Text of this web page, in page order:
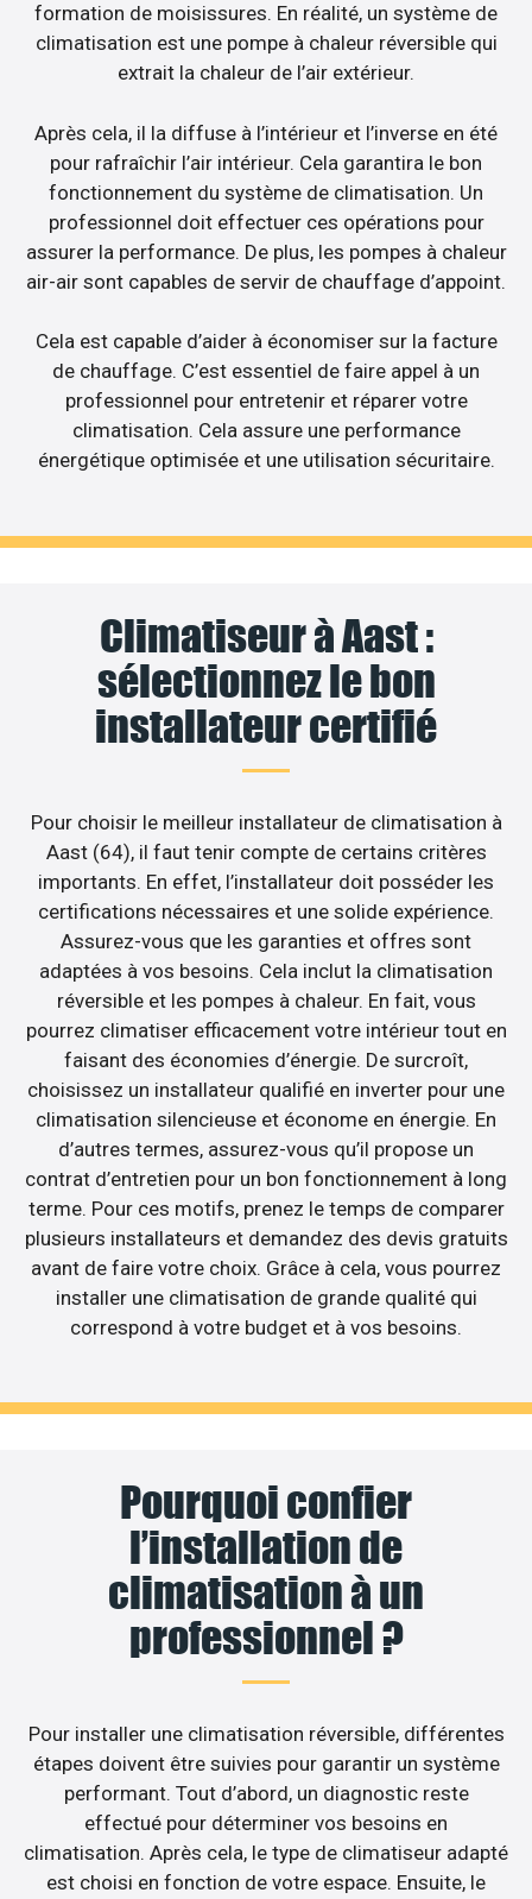
formation de moisissures. En réalité, un système de
climatisation est une pompe à chaleur réversible qui
extrait la chaleur de l’air extérieur.
Après cela, il la diffuse à l’intérieur et l’inverse en été
pour rafraîchir l’air intérieur. Cela garantira le bon
fonctionnement du système de climatisation. Un
professionnel doit effectuer ces opérations pour
assurer la performance. De plus, les pompes à chaleur
air-air sont capables de servir de chauffage d’appoint.
Cela est capable d’aider à économiser sur la facture
de chauffage. C’est essentiel de faire appel à un
professionnel pour entretenir et réparer votre
climatisation. Cela assure une performance
énergétique optimisée et une utilisation sécuritaire.
Climatiseur à Aast :
sélectionnez le bon
installateur certifié
Pour choisir le meilleur installateur de climatisation à
Aast (64), il faut tenir compte de certains critères
importants. En effet, l’installateur doit posséder les
certifications nécessaires et une solide expérience.
Assurez-vous que les garanties et offres sont
adaptées à vos besoins. Cela inclut la climatisation
réversible et les pompes à chaleur. En fait, vous
pourrez climatiser efficacement votre intérieur tout en
faisant des économies d’énergie. De surcroît,
choisissez un installateur qualifié en inverter pour une
climatisation silencieuse et économe en énergie. En
d’autres termes, assurez-vous qu’il propose un
contrat d’entretien pour un bon fonctionnement à long
terme. Pour ces motifs, prenez le temps de comparer
plusieurs installateurs et demandez des devis gratuits
avant de faire votre choix. Grâce à cela, vous pourrez
installer une climatisation de grande qualité qui
correspond à votre budget et à vos besoins.
Pourquoi confier
l’installation de
climatisation à un
professionnel ?
Pour installer une climatisation réversible, différentes
étapes doivent être suivies pour garantir un système
performant. Tout d’abord, un diagnostic reste
effectué pour déterminer vos besoins en
climatisation. Après cela, le type de climatiseur adapté
est choisi en fonction de votre espace. Ensuite, le